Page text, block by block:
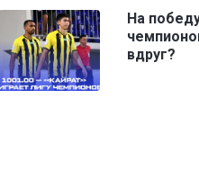
На
вдруг?